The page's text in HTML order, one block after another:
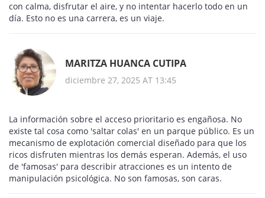
con calma, disfrutar el aire, y no intentar hacerlo todo en un
día. Esto no es una carrera, es un viaje.
MARITZA HUANCA CUTIPA
diciembre 27, 2025 AT 13:45
La información sobre el acceso prioritario es engañosa. No
existe tal cosa como 'saltar colas' en un parque público. Es un
mecanismo de explotación comercial diseñado para que los
ricos disfruten mientras los demás esperan. Además, el uso
de 'famosas' para describir atracciones es un intento de
manipulación psicológica. No son famosas, son caras.